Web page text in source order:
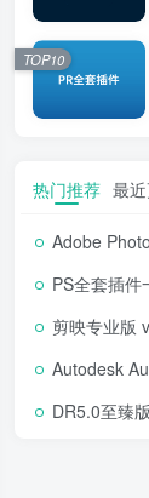
TOP10
热门推荐 最
Adobe Photoshop
PS全套插件一键安装
剪映专业版
Autodesk AutoCAD
DR5.0至臻版 – PS